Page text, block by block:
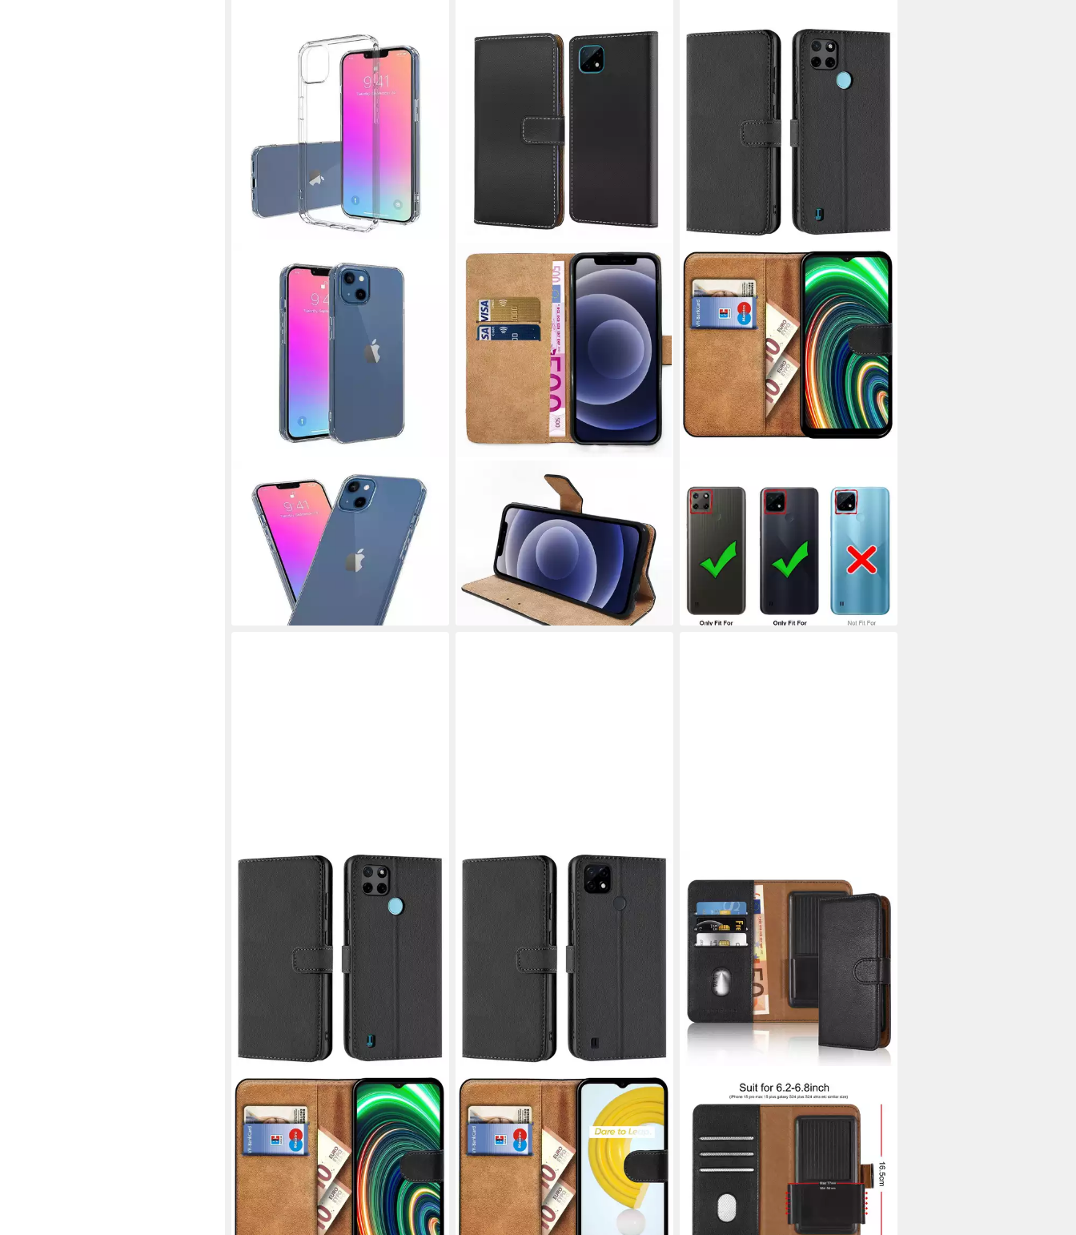
Handyhülle Silikon Hülle Basic
Realme C11 (2021) Transparent,
Case Cover Schutzhülle Bumper
6,99 €
lieferbar - in 3-4 Werktagen bei dir
Handyhülle Bookstyle Etui
Handytasche Schutzhülle für Realme
C11 2021, Klapphülle Flip Cover
Schwarz
10,90 €
lieferbar - in 2-3 Werktagen bei dir
Handyhülle Wallet Klapp Tasche Book
Case für Realme C25Y / C21Y 6,5
Zoll, Hülle Klapphülle Flip Cover Etui
Schutzhülle
12,99 €
17,99 €
lieferbar - in 2-3 Werktagen bei dir